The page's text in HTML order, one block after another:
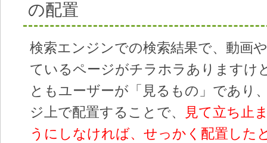
の配置
検索エンジンでの検索結果で、動画
ているページがチラホラありますけ
ともユーザーが「見るもの」であり
ジ上で配置することで、
見て立ち止
うにしなければ、せっかく配置した